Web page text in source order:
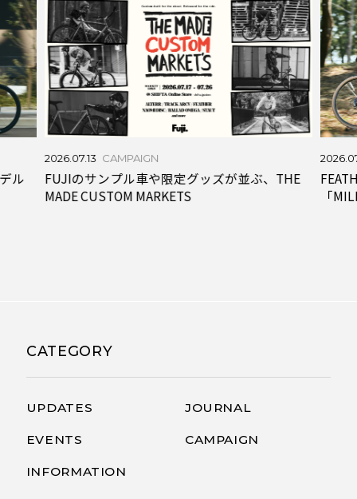
ル
2026.07.13 CAMPAIGN
FUJIのサンプル車や限定グッズが並ぶ、THE
MADE CUSTOM MARKETS
「
CATEGORY
UPDATES JOURNAL
EVENTS CAMPAIGN
INFORMATION